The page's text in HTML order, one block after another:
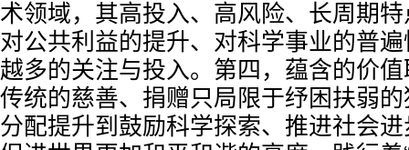
术领域，其高投入、高风险、长周期
对公共利益的提升、对科学事业的普
越多的关注与投入。第四，蕴含的价
传统的慈善、捐赠只局限于纾困扶弱
分配提升到鼓励科学探索、推进社会